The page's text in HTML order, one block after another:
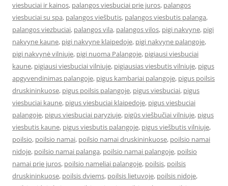
viesbuciai ir kainos, palangos viesbuciai prie juros, palangos
viesbuciai su spa, palangos viešbutis, palangos viesbutis palanga,
palangos viezbuciai, palangos vila, palangos vilos, pigi nakvyne, pigi
nakvyne kaune, pigi nakvyne klaipedoje, pigi nakvyne palangoje,
pigi nakvynė vilniuje, pigi nuoma Palangoje, pigiausi viesbuciai
kaune, pigiausi viesbuciai vilniuje, pigiausias viesbutis vilniuje, pigus
apgyvendinimas palangoje, pigus kambariai palangoje, pigus poilsis
druskininkuose, pigus poilsis palangoje, pigus viesbuciai, pigus
viesbuciai kaune, pigus viesbuciai klaipedoje, pigus viesbuciai
palangoje, pigus viesbuciai paryziuje, pigūs viešbučiai vilniuje, pigus
viesbutis kaune, pigus viesbutis palangoje, pigus viešbutis vilniuje,
poilsio, poilsio namai, poilsio namai druskininkuose, poilsio namai
nidoje, poilsio namai palanga, poilsio namai palangoje, poilsio
namai prie juros, poilsio nameliai palangoje, poilsis, poilsis
druskininkuose, poilsis dviems, poilsis lietuvoje, poilsis nidoje,